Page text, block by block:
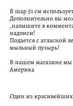
В шар 51 см
Дополнительно вы
,напишите в
надписи!
Подается с атласной
мыльный пузырь!
В нашем магазине мы
Америка
Один из